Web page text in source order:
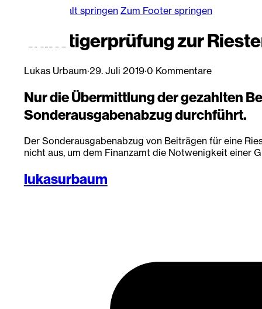
Zum Hauptinhalt springen Zum Footer springen
Günstigerprüfung zur
Lukas Urbaum·29. Juli 2019·0 Kommentare
Nur die Übermittlung der gezahlten
Sonderausgabenabzug durchführt.
Der Sonderausgabenabzug von Beiträgen für eine
nicht aus, um dem Finanzamt die Notwenigkeit einer
lukasurbaum